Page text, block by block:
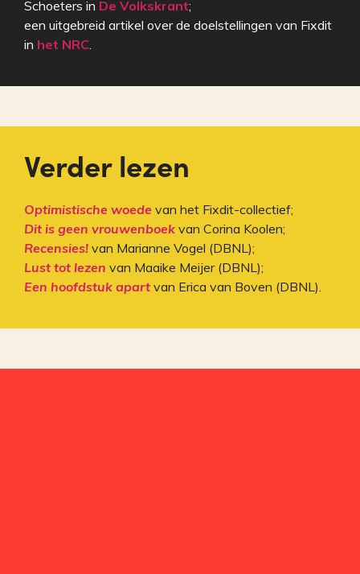
Verder lezen
Optimistische woede van het Fixdit-collectief;
Dit is geen vrouwenboek van Corina Koolen;
Recensies! van Marianne Vogel (DBNL);
Lust tot lezen van Maaike Meijer (DBNL);
Een hoofdstuk apart van Erica van Boven (DBNL).
Schoeters in De Volkskrant;
een uitgebreid artikel over de doelstellingen van Fixdit
in het NRC.